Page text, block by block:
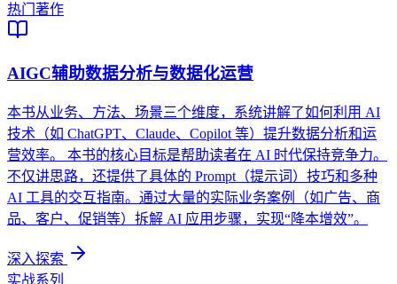
热门著作
AIGC辅助数据分析与数据化运营
本书从业务、方法、场景三个维度，系统讲解了如何利用 AI
技术（如 ChatGPT、Claude、Copilot 等）提升数据分析和运
营效率。 本书的核心目标是帮助读者在 AI 时代保持竞争力。
不仅讲思路，还提供了具体的 Prompt（提示词）技巧和多种
AI 工具的交互指南。通过大量的实际业务案例（如广告、商
品、客户、促销等）拆解 AI 应用步骤，实现“降本增效”。
深入探索
实战系列